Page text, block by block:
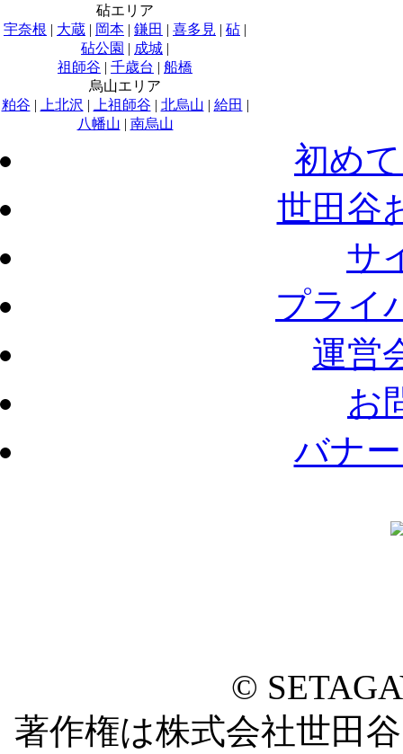
砧エリア
宇奈根 | 大蔵 | 岡本 | 鎌田 | 喜多見 | 砧 |
砧公園 | 成城 |
祖師谷 | 千歳台 | 船橋
烏山エリア
粕谷 | 上北沢 | 上祖師谷 | 北烏山 | 給田 |
八幡山 | 南烏山
初め
世田谷
サ
プライ
運営
お
バナ
©
著作権は株式会社世田